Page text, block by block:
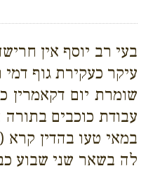
בעי רב יוסף אין
עיקר כעקירת גוף
שומרת יום
עבודת כוכבים
במאי טעו בהדין קרא
לה בשאר שני שבוע